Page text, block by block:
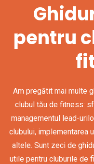
pentru
Am pregătit mai multe
clubul tău de fitness:
managementul lead-
clubului, implementarea
altele. Sunt zeci de
utile pentru cluburile de